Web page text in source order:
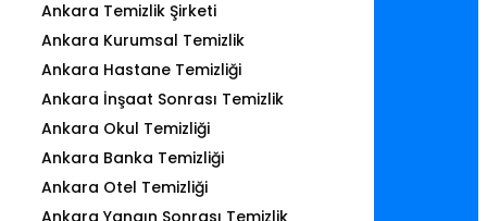
Ankara Temizlik Şirketi
Ankara Kurumsal Temizlik
Ankara Hastane Temizliği
Ankara İnşaat Sonrası Temizlik
Ankara Okul Temizliği
Ankara Banka Temizliği
Ankara Otel Temizliği
Ankara Yangın Sonrası Temizlik